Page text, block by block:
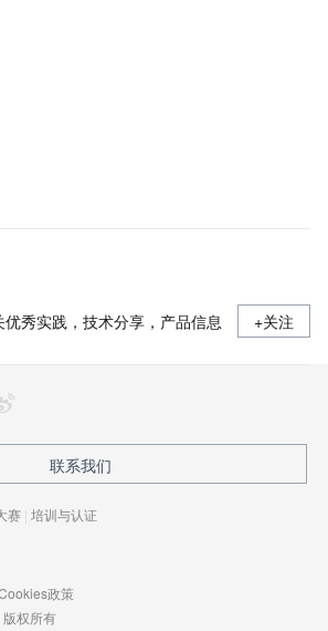
秀实践，技术分享，产品信息 +关注
联系我们
赛 | 培训与认证
政策
权所有